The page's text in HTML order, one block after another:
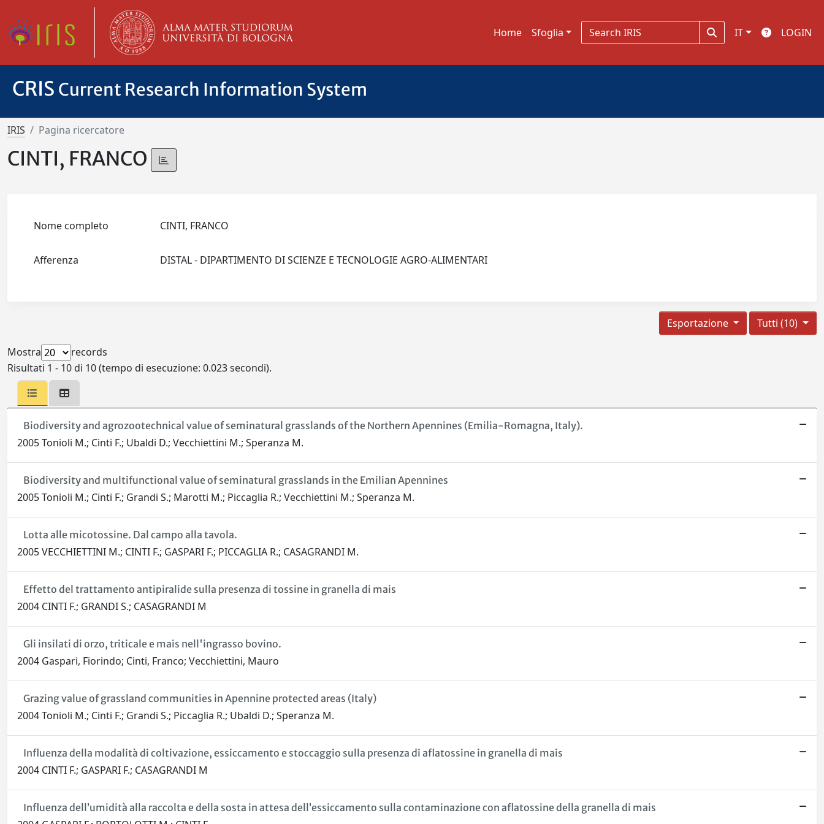
Home Sfoglia IT LOGIN
CRIS Current Research Information System
IRIS Pagina ricercatore
CINTI, FRANCO
Nome completo CINTI, FRANCO
Afferenza DISTAL - DIPARTIMENTO DI SCIENZE E TECNOLOGIE AGRO-ALIMENTARI
Tutti (10)
Esportazione
Mostra
records
Risultati 1 - 10 di 10 (tempo di esecuzione: 0.023 secondi).
Biodiversity and agrozootechnical value of seminatural grasslands of the Northern Apennines (Emilia-Romagna, Italy).
2005 Tonioli M.; Cinti F.; Ubaldi D.; Vecchiettini M.; Speranza M.
Biodiversity and multifunctional value of seminatural grasslands in the Emilian Apennines
2005 Tonioli M.; Cinti F.; Grandi S.; Marotti M.; Piccaglia R.; Vecchiettini M.; Speranza M.
Lotta alle micotossine. Dal campo alla tavola.
2005 VECCHIETTINI M.; CINTI F.; GASPARI F.; PICCAGLIA R.; CASAGRANDI M.
Effetto del trattamento antipiralide sulla presenza di tossine in granella di mais
2004 CINTI F.; GRANDI S.; CASAGRANDI M
Gli insilati di orzo, triticale e mais nell'ingrasso bovino.
2004 Gaspari, Fiorindo; Cinti, Franco; Vecchiettini, Mauro
Grazing value of grassland communities in Apennine protected areas (Italy)
2004 Tonioli M.; Cinti F.; Grandi S.; Piccaglia R.; Ubaldi D.; Speranza M.
Influenza della modalità di coltivazione, essiccamento e stoccaggio sulla presenza di aflatossine in granella di mais
2004 CINTI F.; GASPARI F.; CASAGRANDI M
Influenza dell’umidità alla raccolta e della sosta in attesa dell’essiccamento sulla contaminazione con aflatossine della granella di mais